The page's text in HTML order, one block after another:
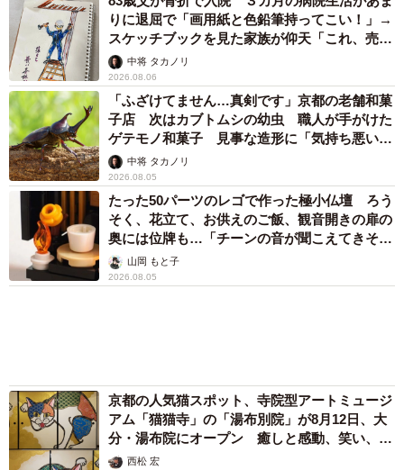
りに退屈で「画用紙と色鉛筆持ってこい！」→
スケッチブックを見た家族が仰天「これ、売れ
ますよ…」
中将 タカノリ
2026.08.06
「ふざけてません…真剣です」京都の老舗和菓
子店 次はカブトムシの幼虫 職人が手がけた
ゲテモノ和菓子 見事な造形に「気持ち悪いく
らいリアル」
中将 タカノリ
2026.08.05
たった50パーツのレゴで作った極小仏壇 ろう
そく、花立て、お供えのご飯、観音開きの扉の
奥には位牌も…「チーンの音が聞こえてきそ
う」山岡 もと子
2026.08.05
京都の人気猫スポット、寺院型アートミュージ
アム「猫猫寺」の「湯布別院」が8月12日、大
分・湯布院にオープン 癒しと感動、笑い、そ
して開運も 見どころなどをインタビュー
西松 宏